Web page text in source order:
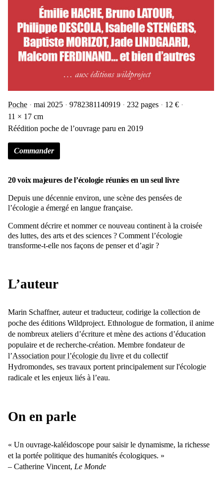
Poche mai 2025 9782381140919 232 pages
12 €
11 × 17 cm
Réédition poche de l’ouvrage paru en 2019
Commander
20 voix majeures de l’écologie réunies en un seul livre
Depuis une décennie environ, une scène des pensées de
l’écologie a émergé en langue française.
Comment décrire et nommer ce nouveau continent à la croisée
des luttes, des arts et des sciences ? Comment l’écologie
transforme-t-elle nos façons de penser et d’agir ?
L’auteur
Marin Schaffner, auteur et traducteur, codirige la collection de
poche des éditions Wildproject. Ethnologue de formation, il anime
de nombreux ateliers d’écriture et mène des actions d’éducation
populaire et de recherche-création. Membre fondateur de
l’Association pour l’écologie du livre et du collectif
Hydromondes, ses travaux portent principalement sur l'écologie
radicale et les enjeux liés à l’eau.
On en parle
« Un ouvrage-kaléidoscope pour saisir le dynamisme, la richesse
et la portée politique des humanités écologiques. »
– Catherine Vincent, Le Monde